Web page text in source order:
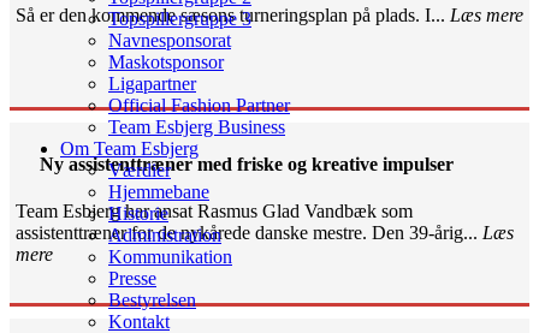
Topspillergruppe 3
Navnesponsorat
Maskotsponsor
Ligapartner
Official Fashion Partner
Team Esbjerg Business
Om Team Esbjerg
Værdier
Hjemmebane
Historie
Administration
Kommunikation
Presse
Bestyrelsen
Kontakt
Så er den kommende sæsons turneringsplan på plads. I... Læs mere
Ny assistenttræner med friske og kreative impulser
Team Esbjerg har ansat Rasmus Glad Vandbæk som
assistenttræner for de nykårede danske mestre. Den 39-årig... Læs
mere